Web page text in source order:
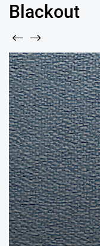
Blackout